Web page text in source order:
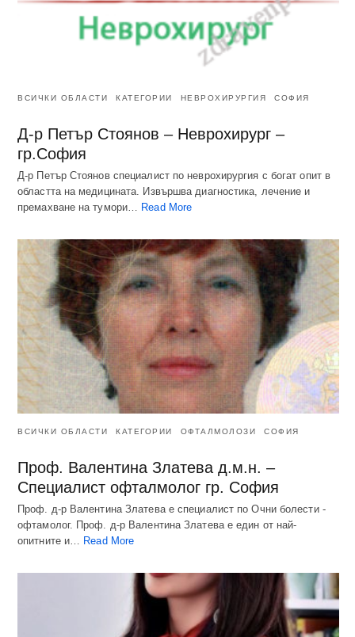
ВСИЧКИ ОБЛАСТИ КАТЕГОРИИ НЕВРОХИРУРГИЯ СОФИЯ
Д-р Петър Стоянов – Неврохирург –
гр.София
Д-р Петър Стоянов специалист по неврохирургия с богат опит в
областта на медицината. Извършва диагностика, лечение и
премахване на тумори…
Read More
ВСИЧКИ ОБЛАСТИ КАТЕГОРИИ ОФТАЛМОЛОЗИ СОФИЯ
Проф. Валентина Златева д.м.н. –
Специалист офталмолог гр. София
Проф. д-р Валентина Златева е специалист по Очни болести -
офтамолог. Проф. д-р Валентина Златева е един от най-
опитните и… Read More